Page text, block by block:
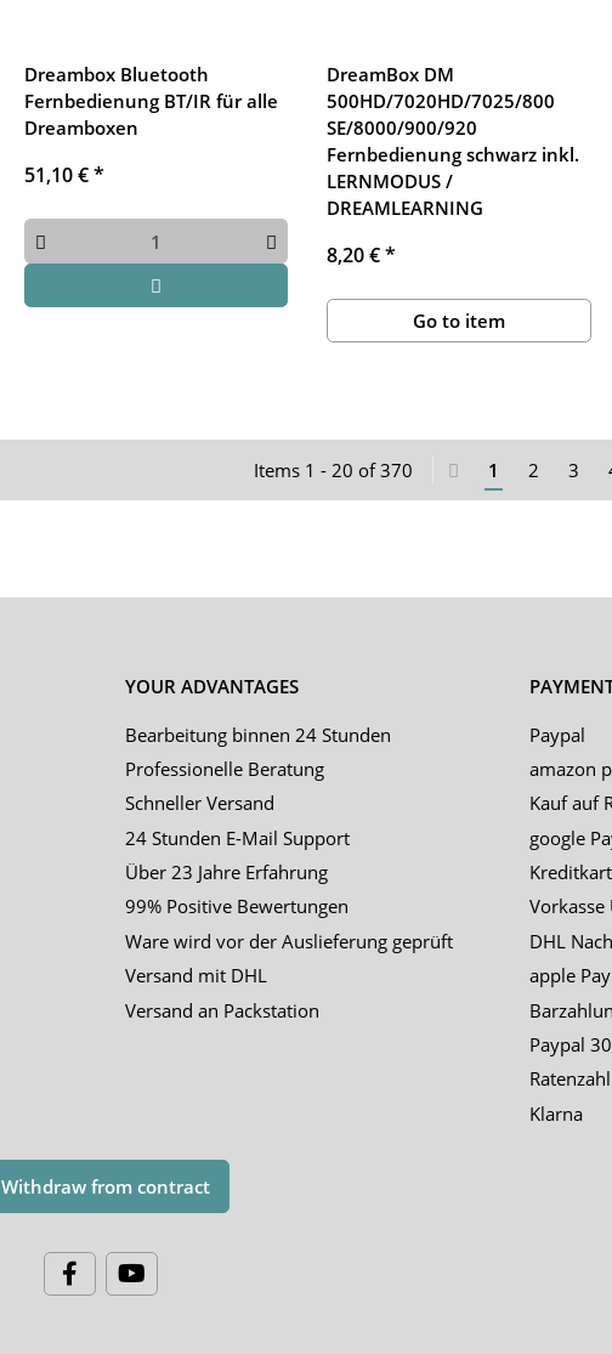
Dreambox Bluetooth
Fernbedienung BT/IR für alle
Dreamboxen
51,10 €*
DreamBox DM
500HD/7020HD/7025/800
SE/8000/900/920
Fernbedienung schwarz inkl.
LERNMODUS /
DREAMLEARNING
8,20 €*
Go to item
Items 1 - 20 of 370 1 2 3
YOUR ADVANTAGES
Bearbeitung binnen 24 Stunden
Professionelle Beratung
Schneller Versand
24 Stunden E-Mail Support
Über 23 Jahre Erfahrung
99% Positive Bewertungen
Ware wird vor der Auslieferung geprüft
Versand mit DHL
Versand an Packstation
Paypal
amazon
Kauf auf
google
DHL
apple
Paypal
Klarna
Withdraw from contract